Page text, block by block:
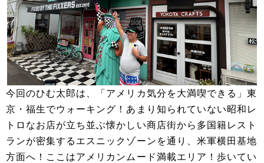
今回のひむ太郎は、「アメリカ気分を大満喫できる」東
京・福生でウォーキング！あまり知られていない昭和レ
トロなお店が立ち並ぶ懐かしい商店街から多国籍レスト
ランが密集するエスニックゾーンを通り、米軍横田基地
方面へ！ここはアメリカンムード満載エリア！歩いてい